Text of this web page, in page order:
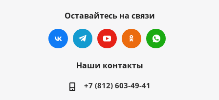
Оставайтесь на связи
Наши контакты
+7 (812) 603-49-41